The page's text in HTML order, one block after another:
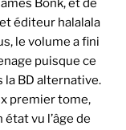
Bonk, et de
éditeur halalala
le volume a fini
puisque ce
la BD alternative.
premier tome,
vu l’âge de